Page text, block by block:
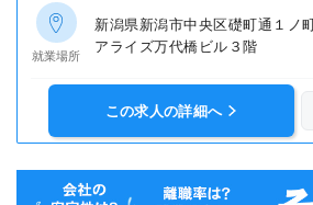
就業場所
新潟県新潟市中央区礎町通１
アライズ万代橋ビル３階
この求人の詳細へ